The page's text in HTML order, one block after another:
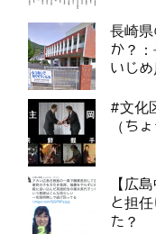
長崎
か？
いじめ
#文化
（ち
【広
と担
た？